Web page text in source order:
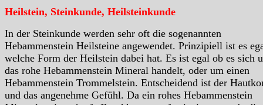
Heilstein, Steinkunde, Heilsteinkunde
In der Steinkunde werden sehr oft die sogenannten
Hebammenstein Heilsteine angewendet. Prinzipiell ist es
welche Form der Heilstein dabei hat. Es ist egal ob es sich
das rohe Hebammenstein Mineral handelt, oder um einen
Hebammenstein Trommelstein. Entscheidend ist der
und das angenehme Gefühl. Da ein rohes Hebammenstein